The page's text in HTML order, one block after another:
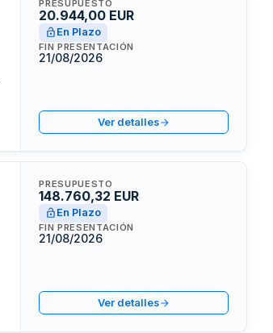
PRESUPUESTO
20.944,00 EUR
En Plazo
FIN PRESENTACIÓN
21/08/2026
Ver detalles
PRESUPUESTO
148.760,32 EUR
En Plazo
FIN PRESENTACIÓN
21/08/2026
Ver detalles